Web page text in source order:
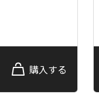
購入する